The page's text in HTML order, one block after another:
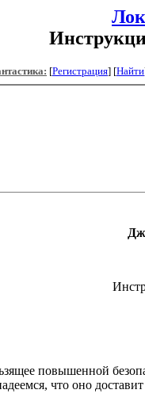
[Регистрация] [Найти
повышенной
что оно